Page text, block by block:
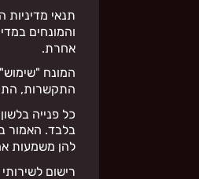
תנאי
והמונחים
אחרת.
המונח
התקשרות,
כל פנייה
בלבד. האמור
להן משמעות
רישום